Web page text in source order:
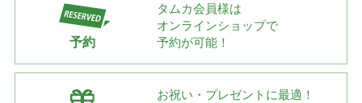
予約
タムカ会員様は
オンラインショップで
予約が可能！
お祝い・プレゼントに最適！